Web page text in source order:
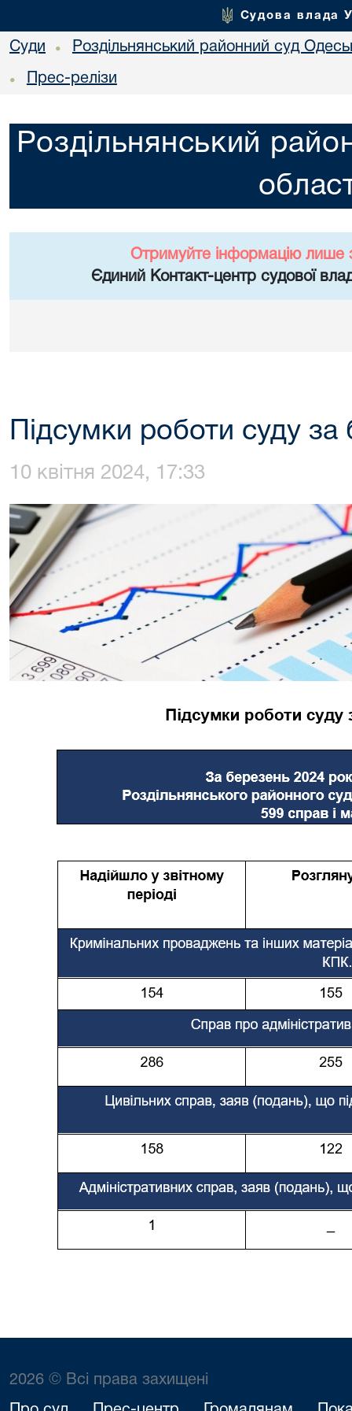
Судова влада
Суди • Роздільнянський районний суд
• Прес-релізи
Роздільнянський
Отримуйте інформацію лише
Єдиний Контакт-центр судової
Підсумки роботи суду
10 квітня 2024, 17:33
2026 © Всі права захищені